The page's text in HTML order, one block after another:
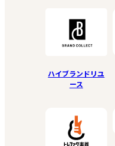
ハイブランドリユ
ース